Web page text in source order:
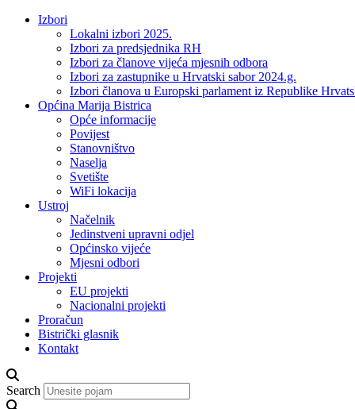
Izbori
Lokalni izbori 2025.
Izbori za predsjednika RH
Izbori za članove vijeća mjesnih odbora
Izbori za zastupnike u Hrvatski sabor 2024.g.
Izbori članova u Europski parlament iz Republike
Općina Marija Bistrica
Opće informacije
Povijest
Stanovništvo
Naselja
Svetište
WiFi lokacija
Ustroj
Načelnik
Jedinstveni upravni odjel
Općinsko vijeće
Mjesni odbori
Projekti
EU projekti
Nacionalni projekti
Proračun
Bistrički glasnik
Kontakt
Search